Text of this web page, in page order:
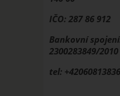
IČO: 287 86 912
Bankovní
2300283849/
tel: